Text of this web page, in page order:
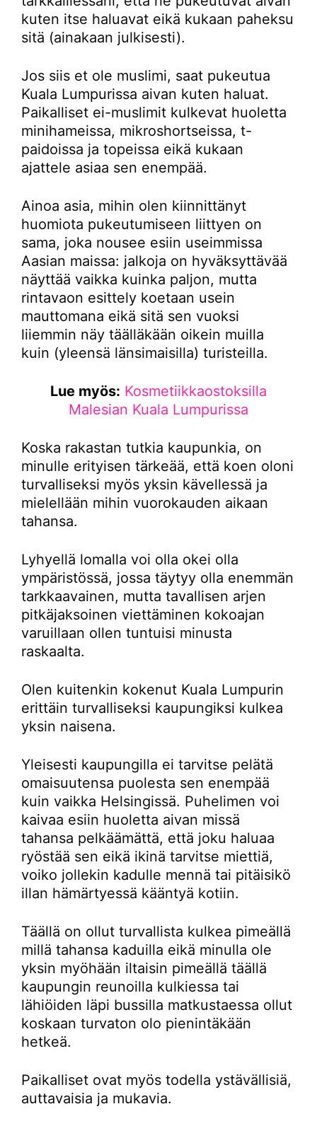
kuten itse haluavat eikä kukaan paheksu
sitä (ainakaan julkisesti).
Jos siis et ole muslimi, saat pukeutua
Kuala Lumpurissa aivan kuten haluat.
Paikalliset ei-muslimit kulkevat huoletta
minihameissa, mikroshortseissa, t-
paidoissa ja topeissa eikä kukaan
ajattele asiaa sen enempää.
Ainoa asia, mihin olen kiinnittänyt
huomiota pukeutumiseen liittyen on
sama, joka nousee esiin useimmissa
Aasian maissa: jalkoja on hyväksyttävää
näyttää vaikka kuinka paljon, mutta
rintavaon esittely koetaan usein
mauttomana eikä sitä sen vuoksi
liiemmin näy täälläkään oikein muilla
kuin (yleensä länsimaisilla) turisteilla.
Lue myös: Kosmetiikkaostoksilla
Malesian Kuala Lumpurissa
Koska rakastan tutkia kaupunkia, on
minulle erityisen tärkeää, että koen oloni
turvalliseksi myös yksin kävellessä ja
mielellään mihin vuorokauden aikaan
tahansa.
Lyhyellä lomalla voi olla okei olla
ympäristössä, jossa täytyy olla enemmän
tarkkaavainen, mutta tavallisen arjen
pitkäjaksoinen viettäminen kokoajan
varuillaan ollen tuntuisi minusta
raskaalta.
Olen kuitenkin kokenut Kuala Lumpurin
erittäin turvalliseksi kaupungiksi kulkea
yksin naisena.
Yleisesti kaupungilla ei tarvitse pelätä
omaisuutensa puolesta sen enempää
kuin vaikka Helsingissä. Puhelimen voi
kaivaa esiin huoletta aivan missä
tahansa pelkäämättä, että joku haluaa
ryöstää sen eikä ikinä tarvitse miettiä,
voiko jollekin kadulle mennä tai pitäisikö
illan hämärtyessä kääntyä kotiin.
Täällä on ollut turvallista kulkea pimeällä
millä tahansa kaduilla eikä minulla ole
yksin myöhään iltaisin pimeällä täällä
kaupungin reunoilla kulkiessa tai
lähiöiden läpi bussilla matkustaessa ollut
koskaan turvaton olo pienintäkään
hetkeä.
Paikalliset ovat myös todella ystävällisiä,
auttavaisia ja mukavia.